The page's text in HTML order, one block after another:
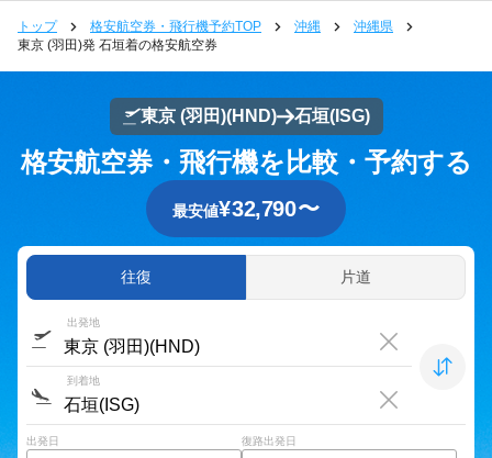
トップ 格安航空券・飛行機予約TOP 沖縄
沖縄県
東京 (羽田)発 石垣着の格安航空券
東京 (羽田)(HND) 石垣(ISG)
格安航空券・飛行機を比較・予約する
最安値¥32,790〜
往復 片道
出発地
到着地
出発日 復路出発日